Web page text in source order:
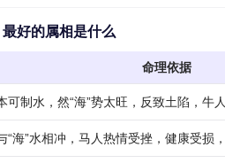
好的属相是什么
命理依据
可制水，然“海”势太旺，反致土陷，牛
“海”水相冲，马人热情受挫，健康受损